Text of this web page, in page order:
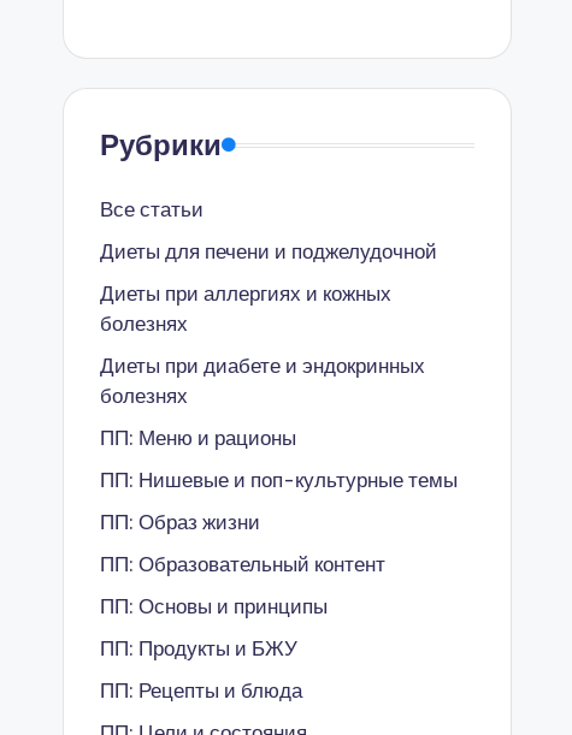
Рубрики
Все статьи
Диеты для печени и поджелудочной
Диеты при аллергиях и кожных
болезнях
Диеты при диабете и эндокринных
болезнях
ПП: Меню и рационы
ПП: Нишевые и поп-культурные темы
ПП: Образ жизни
ПП: Образовательный контент
ПП: Основы и принципы
ПП: Продукты и БЖУ
ПП: Рецепты и блюда